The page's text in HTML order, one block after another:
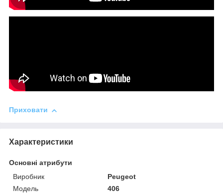
Приховати
Характеристики
Основні атрибути
Виробник
Peugeot
Модель
406